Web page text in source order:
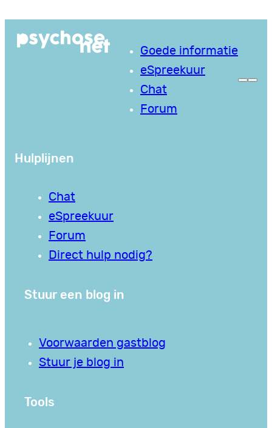
naar
Goede informatie
eSpreekuur
Chat
Forum
Hulplijnen
Chat
eSpreekuur
Forum
Direct hulp nodig?
Stuur een blog in
Voorwaarden gastblog
Stuur je blog in
Tools